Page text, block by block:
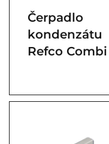
Čerpadlo
kondenzátu
Refco Combi